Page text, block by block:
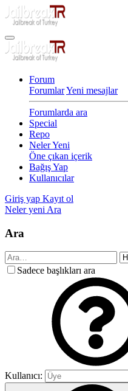
Forum
ForumlarYeni mesajlar
Forumlarda ara
Special
Repo
Neler Yeni
Öne çıkan içerik
Bağış Yap
Kullanıcılar
Giriş yap Kayıt ol
Neler yeni Ara
Ara
Sadece başlıkları ara
Kullanıcı: